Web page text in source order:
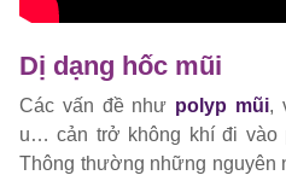
Dị dạng hốc mũi
Các vấn đề như polyp mũi,
u… cản trở không khí đi vào
Thông thường những nguyên